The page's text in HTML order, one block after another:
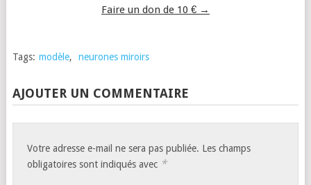
Faire un don de 10 € →
Tags: modèle, neurones miroirs
AJOUTER UN COMMENTAIRE
Votre adresse e-mail ne sera pas publiée. Les champs
obligatoires sont indiqués avec *